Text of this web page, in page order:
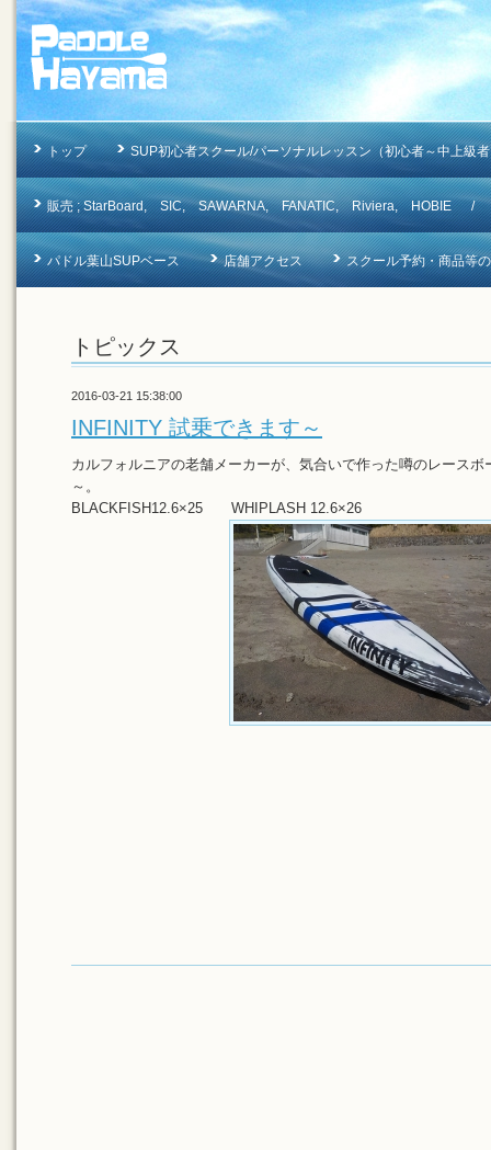
トップ SUP初心者スクール/パーソナルレッスン（初心者～中上級
販売 ; StarBoard, SIC, SAWARNA, FANATIC, Riviera, HOBIE /
パドル葉山SUPベース 店舗アクセス スクール予約・商品
トピックス
2016-03-21 15:38:00
INFINITY 試乗できます～
カルフォルニアの老舗メーカーが、気合いで作った噂のレース
～。
BLACKFISH12.6×25 WHIPLASH 12.6×26